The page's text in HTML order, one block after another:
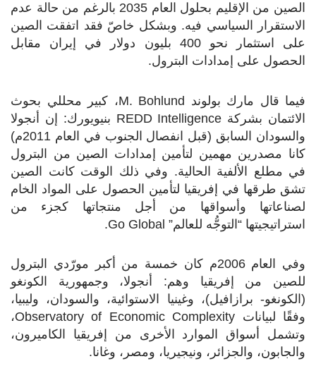
الصين من الإقليم بحلول العام 2035 بالرغم من حالة عدم
الاستقرار السياسي فيه. وبشكل خاصّ فقد اتفقت الصين
على استثمار نحو 400 بليون دولار في إيران مقابل
الحصول على إمدادات البترول.
فيما قال مارك بولوند M. Bohlund، كبير محللي بحوث
الائتمان بشركة REDD Intelligence بنيويورك: إن أنجولا
والسودان السابق (قبل انفصال الجنوب في العام 2011م)
كانا مصدرين مهمين لتأمين إمدادات الصين من البترول
في مطلع الألفية الحالية. وفي ذلك الوقت كانت الصين
تشق طرقها في إفريقيا لتأمين الحصول على المواد الخام
لصناعاتها وأسواقها من أجل منتجاتها كجزء من
استراتيجيتها “التوجُّه للعالم” Go Global
.
وفي العام 2006م كان خمسة من أكبر مورّدي البترول
للصين من إفريقيا وهم: أنجولا، وجمهورية الكونغو
(الكونغو- برازافيل)، وغينيا الاستوائية، والسودان، وليبيا،
وفقًا لبيانات Observatory of Economic Complexity،
وتشمل أسواق الموارد الأخرى من إفريقيا الكاميرون،
والجابون، والجزائر، ونيجيريا، ومصر، وغانا.